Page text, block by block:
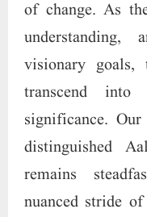
of change. As
visionary goals,
transcend
significance.
distinguished
remains
nuanced stride